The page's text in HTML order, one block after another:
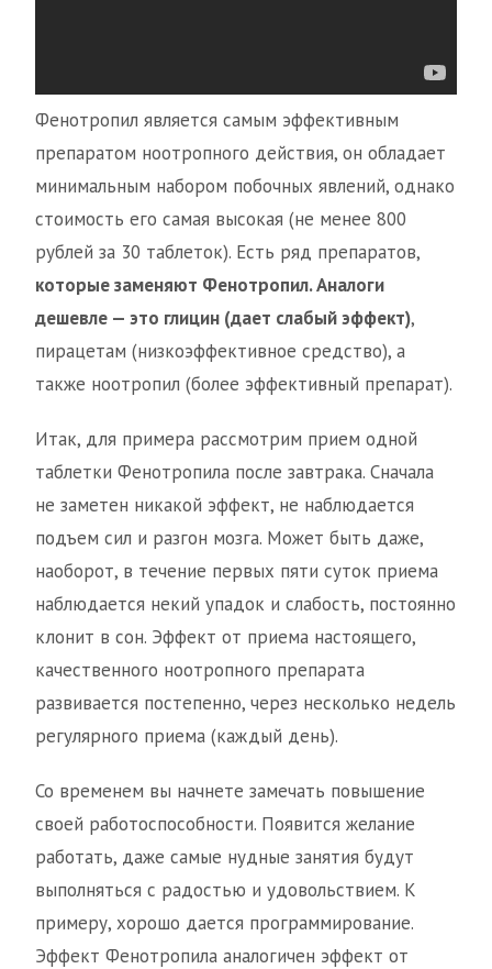
Фенотропил является самым эффективным
препаратом ноотропного действия, он обладает
минимальным набором побочных явлений, однако
стоимость его самая высокая (не менее 800
рублей за 30 таблеток). Есть ряд препаратов,
которые заменяют Фенотропил. Аналоги
дешевле — это глицин (дает слабый эффект),
пирацетам (низкоэффективное средство), а
также ноотропил (более эффективный препарат).
Итак, для примера рассмотрим прием одной
таблетки Фенотропила после завтрака. Сначала
не заметен никакой эффект, не наблюдается
подъем сил и разгон мозга. Может быть даже,
наоборот, в течение первых пяти суток приема
наблюдается некий упадок и слабость, постоянно
клонит в сон. Эффект от приема настоящего,
качественного ноотропного препарата
развивается постепенно, через несколько недель
регулярного приема (каждый день).
Со временем вы начнете замечать повышение
своей работоспособности. Появится желание
работать, даже самые нудные занятия будут
выполняться с радостью и удовольствием. К
примеру, хорошо дается программирование.
Эффект Фенотропила аналогичен эффект от